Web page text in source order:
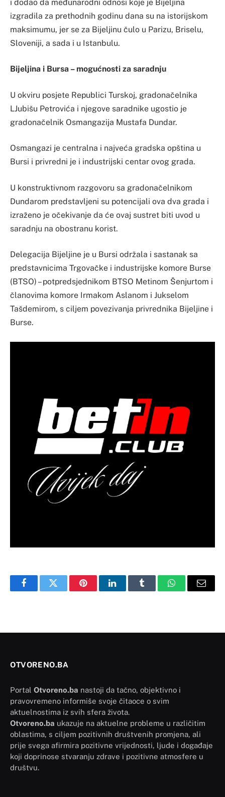
i dodao da međunarodni odnosi koje je Bijeljina
izgradila za prethodnih godinu dana su na istorijskom
maksimumu, jer se za Bijeljinu čulo u Parizu, Briselu,
Sloveniji, a sada i u Istanbulu.
Bijeljina i Bursa – mogućnosti za saradnju
U okviru posjete Republici Turskoj, gradonačelnika
LJubišu Petrovića i njegove saradnike ugostio je
gradonačelnik Osmangazija Mustafa Dundar.
Osmangazi je centralna i najveća gradska opština u
Bursi i privredni je i industrijski centar ovog grada.
U konstruktivnom razgovoru sa gradonačelnikom
Dundarom predstavljeni su potencijali ova dva grada i
izraženo je očekivanje da će ovaj sustret biti uvod u
saradnju na obostranu korist.
Delegacija Bijeljine je u Bursi održala i sastanak sa
predstavnicima Trgovačke i industrijske komore Burse
(BTSO) – potpredsjednikom BTSO Metinom Šenjurtom i
članovima komore Irmakom Aslanom i Jukselom
Tašdemirom, s ciljem povezivanja privrednika Bijeljine i
Burse.
FacebookTwitter PinterestLinkedInTumblr WhatsAppEmail
OTVORENO.BA
Portal Otvoreno.ba nastoji da tačno, objektivno i
pravovremeno informiše svoje čitaoce o svim
aktuelnostima iz svih sfera života.
Otvoreno.ba ukazuje na aktuelne probleme u različitim
oblastima, s ciljem pozitivnih društvenih promjena, ali
prije svega afirmira pozitivne vrijednosti, ljude i događaje
koji doprinose stvaranju zdrave i pozitivne atmosfere u
društvu.